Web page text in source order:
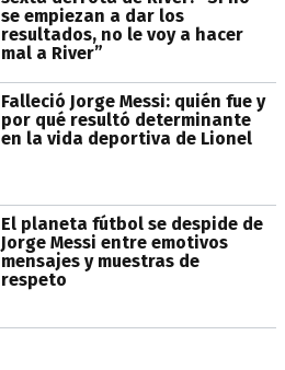
se empiezan a dar los
resultados, no le voy a hacer
mal a River”
Falleció Jorge Messi: quién fue y
por qué resultó determinante
en la vida deportiva de Lionel
El planeta fútbol se despide de
Jorge Messi entre emotivos
mensajes y muestras de
respeto